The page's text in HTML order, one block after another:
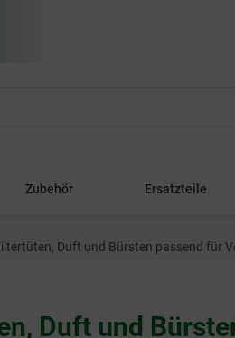
Zubehör Ersatzteile
Duft und Bürsten passend für
Duft und